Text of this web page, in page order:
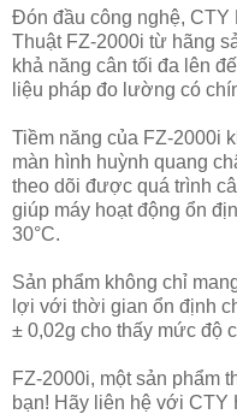
Đón đầu công nghệ,
Thuật FZ-2000i từ hãng
khả năng cân tối đa lên
liệu pháp đo lường có
Tiềm năng của FZ-2000i
màn hình huỳnh quang
theo dõi được quá trình
giúp máy hoạt động ổn
30°C.
Sản phẩm không chỉ
lợi với thời gian ổn định
± 0,02g cho thấy mức độ
FZ-2000i, một sản phẩm
bạn! Hãy liên hệ với CTY